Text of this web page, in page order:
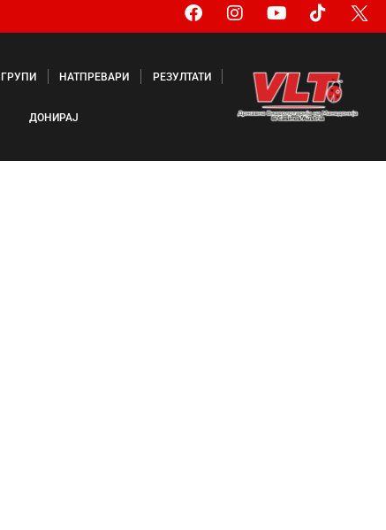
ГРУПИ НАТПРЕВАРИ РЕЗУЛТАТИ
ДОНИРАЈ